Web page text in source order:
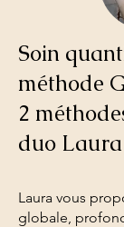
Soin
méthode
2
duo
Laura vous
globale,